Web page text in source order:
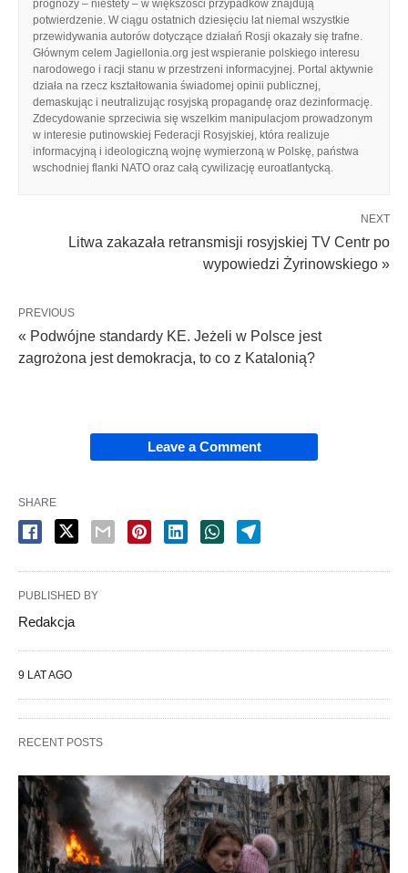
prognozy – niestety – w większości przypadków znajdują
potwierdzenie. W ciągu ostatnich dziesięciu lat niemal wszystkie
przewidywania autorów dotyczące działań Rosji okazały się trafne.
Głównym celem Jagiellonia.org jest wspieranie polskiego interesu
narodowego i racji stanu w przestrzeni informacyjnej. Portal aktywnie
działa na rzecz kształtowania świadomej opinii publicznej,
demaskując i neutralizując rosyjską propagandę oraz dezinformację.
Zdecydowanie sprzeciwia się wszelkim manipulacjom prowadzonym
w interesie putinowskiej Federacji Rosyjskiej, która realizuje
informacyjną i ideologiczną wojnę wymierzoną w Polskę, państwa
wschodniej flanki NATO oraz całą cywilizację euroatlantycką.
NEXT
Litwa zakazała retransmisji rosyjskiej TV Centr po
wypowiedzi Żyrinowskiego »
PREVIOUS
« Podwójne standardy KE. Jeżeli w Polsce jest
zagrożona jest demokracja, to co z Katalonią?
Leave a Comment
SHARE
PUBLISHED BY
Redakcja
9 LAT AGO
RECENT POSTS